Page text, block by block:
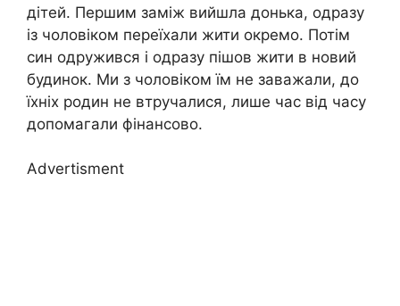
дітей. Першим заміж вийшла донька, одразу
із чоловіком переїхали жити окремо. Потім
син одружився і одразу пішов жити в новий
будинок. Ми з чоловіком їм не заважали, до
їхніх родин не втручалися, лише час від часу
допомагали фінансово.
Advertisment